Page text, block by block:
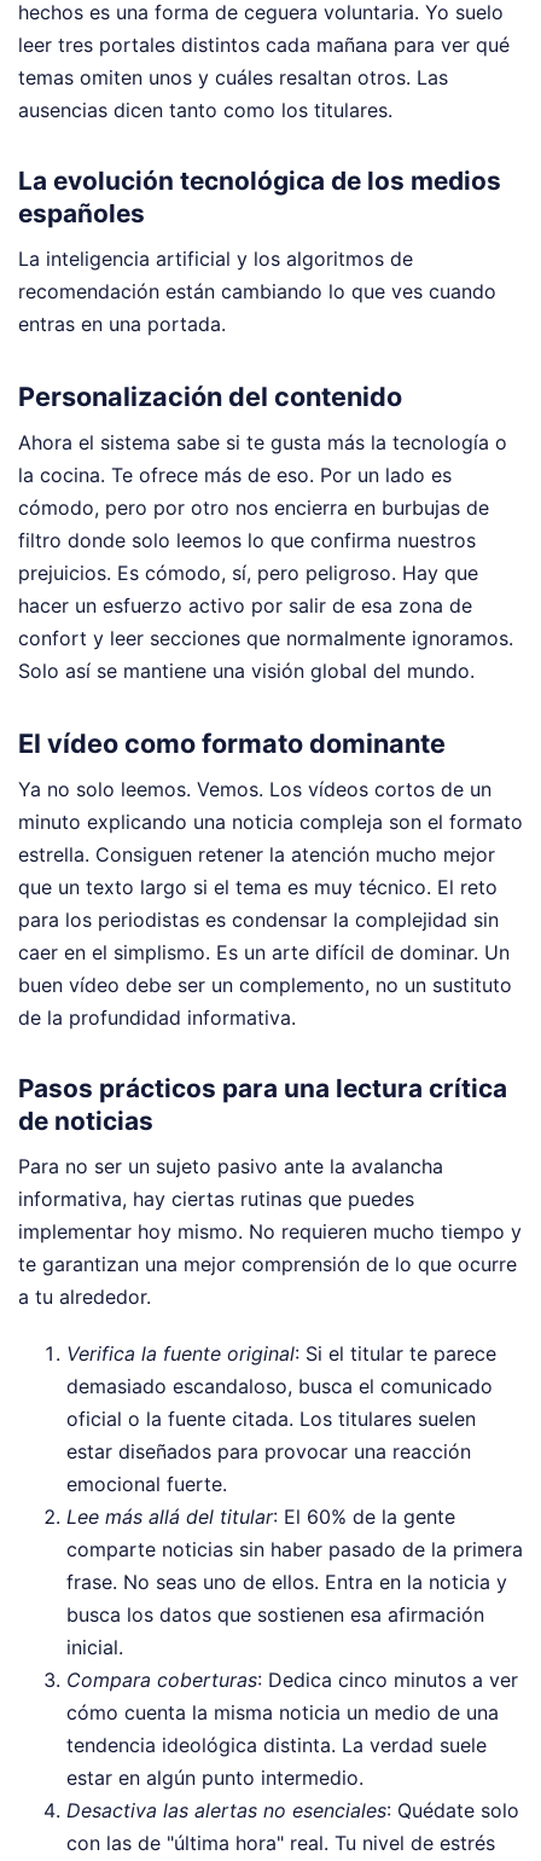
hechos es una forma de ceguera voluntaria. Yo suelo
leer tres portales distintos cada mañana para ver qué
temas omiten unos y cuáles resaltan otros. Las
ausencias dicen tanto como los titulares.
La evolución tecnológica de los medios
españoles
La inteligencia artificial y los algoritmos de
recomendación están cambiando lo que ves cuando
entras en una portada.
Personalización del contenido
Ahora el sistema sabe si te gusta más la tecnología o
la cocina. Te ofrece más de eso. Por un lado es
cómodo, pero por otro nos encierra en burbujas de
filtro donde solo leemos lo que confirma nuestros
prejuicios. Es cómodo, sí, pero peligroso. Hay que
hacer un esfuerzo activo por salir de esa zona de
confort y leer secciones que normalmente ignoramos.
Solo así se mantiene una visión global del mundo.
El vídeo como formato dominante
Ya no solo leemos. Vemos. Los vídeos cortos de un
minuto explicando una noticia compleja son el formato
estrella. Consiguen retener la atención mucho mejor
que un texto largo si el tema es muy técnico. El reto
para los periodistas es condensar la complejidad sin
caer en el simplismo. Es un arte difícil de dominar. Un
buen vídeo debe ser un complemento, no un sustituto
de la profundidad informativa.
Pasos prácticos para una lectura crítica
de noticias
Para no ser un sujeto pasivo ante la avalancha
informativa, hay ciertas rutinas que puedes
implementar hoy mismo. No requieren mucho tiempo y
te garantizan una mejor comprensión de lo que ocurre
a tu alrededor.
Verifica la fuente original: Si el titular te parece
demasiado escandaloso, busca el comunicado
oficial o la fuente citada. Los titulares suelen
estar diseñados para provocar una reacción
emocional fuerte.
Lee más allá del titular: El 60% de la gente
comparte noticias sin haber pasado de la primera
frase. No seas uno de ellos. Entra en la noticia y
busca los datos que sostienen esa afirmación
inicial.
Compara coberturas: Dedica cinco minutos a ver
cómo cuenta la misma noticia un medio de una
tendencia ideológica distinta. La verdad suele
estar en algún punto intermedio.
Desactiva las alertas no esenciales: Quédate solo
con las de "última hora" real. Tu nivel de estrés